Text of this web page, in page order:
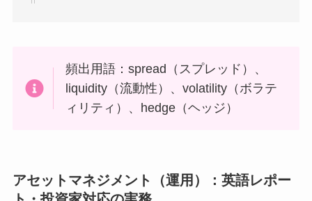
頻出用語：spread（スプレッド）、
liquidity（流動性）、volatility（ボラテ
ィリティ）、hedge（ヘッジ）
アセットマネジメント（運用）：英語レポー